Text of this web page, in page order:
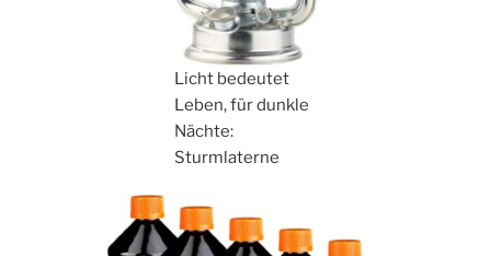
Licht bedeutet
Leben, für dunkle
Nächte:
Sturmlaterne